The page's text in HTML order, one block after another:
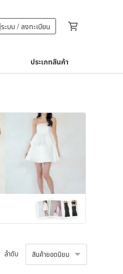
ระบบ / ลงทะเบียน
ประเภทสินค้า
ลำดับ สินค้ายอดนิยม